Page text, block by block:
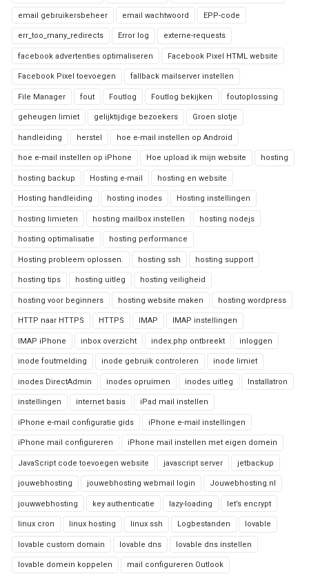
email gebruikersbeheer email wachtwoord EPP-code
err_too_many_redirects Error log externe-requests
facebook advertenties optimaliseren Facebook Pixel HTML website
Facebook Pixel toevoegen fallback mailserver instellen
File Manager fout Foutlog Foutlog bekijken foutoplossing
geheugen limiet gelijktijdige bezoekers Groen slotje
handleiding herstel hoe e-mail instellen op Android
hoe e-mail instellen op iPhone Hoe upload ik mijn website hosting
hosting backup Hosting e-mail hosting en website
Hosting handleiding hosting inodes Hosting instellingen
hosting limieten hosting mailbox instellen hosting nodejs
hosting optimalisatie hosting performance
Hosting probleem oplossen. hosting ssh hosting support
hosting tips hosting uitleg hosting veiligheid
hosting voor beginners hosting website maken hosting wordpress
HTTP naar HTTPS HTTPS IMAP IMAP instellingen
IMAP iPhone inbox overzicht index.php ontbreekt inloggen
inode foutmelding inode gebruik controleren inode limiet
inodes DirectAdmin inodes opruimen inodes uitleg Installatron
instellingen internet basis iPad mail instellen
iPhone e-mail configuratie gids iPhone e-mail instellingen
iPhone mail configureren iPhone mail instellen met eigen domein
JavaScript code toevoegen website javascript server jetbackup
jouwebhosting jouwebhosting webmail login Jouwebhosting.nl
jouwwebhosting key authenticatie lazy-loading let’s encrypt
linux cron linux hosting linux ssh Logbestanden lovable
lovable custom domain lovable dns lovable dns instellen
lovable domein koppelen mail configureren Outlook